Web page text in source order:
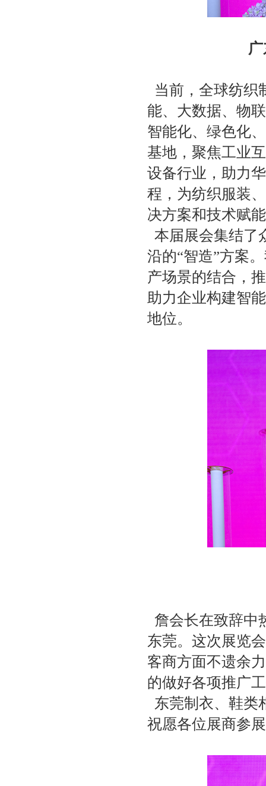
当前，全球纺织
能、大数据、物
智能化、绿色化
基地，聚焦工业
设备行业，助力
程，为纺织服装
决方案和技术赋
本届展会集结了
沿的“智造”方案
产场景的结合，
助力企业构建智
地位。
詹会长在致辞中
东莞。这次展览
客商方面不遗余
的做好各项推广
东莞制衣、鞋类
祝愿各位展商参